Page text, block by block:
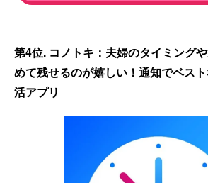
第4位. コノトキ：夫婦のタイミング
めて残せるのが嬉しい！通知でベス
活アプリ